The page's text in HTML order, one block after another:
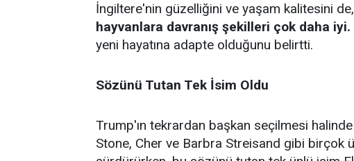
İngiltere'nin güzelliğini ve yaşam kalitesini de,
hayvanlara davranış şekilleri çok daha
yeni hayatına adapte olduğunu belirtti.
Sözünü Tutan Tek İsim Oldu
Trump'ın tekrardan başkan seçilmesi
Stone, Cher ve Barbra Streisand gibi birçok